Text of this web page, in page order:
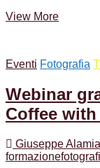
View MoreOpen
Eventi Fotografia
Webinar
Coffee
Giuseppe Alamia
formazione